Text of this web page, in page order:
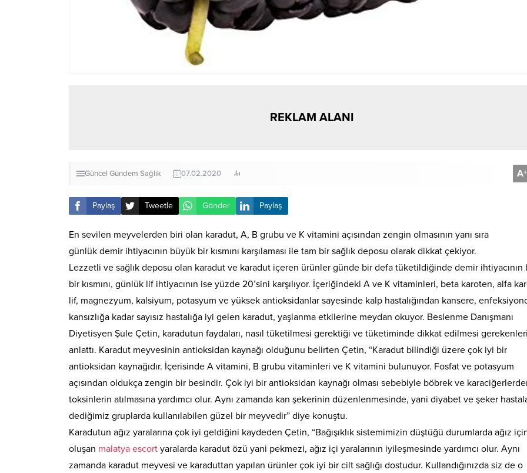
REKLAM ALANI
Güncel Gündem Sağlık 07.02.2020 A+
Paylaş Tweetle Gönder Paylaş
En sevilen meyvelerden biri olan karadut, A, B grubu ve K vitamini açısından zengin olmasının yanı sıra
günlük demir ihtiyacının büyük bir kısmını karşılaması ile tam bir sağlık deposu olarak dikkat çekiyor.
Lezzetli ve sağlık deposu olan karadut ve karadut içeren ürünler günde bir defa tüketildiğinde demir ihtiyacının
bir kısmını, günlük lif ihtiyacının ise yüzde 20’sini karşılıyor. İçeriğindeki A ve K vitaminleri, beta karoten, alfa
lif, magnezyum, kalsiyum, potasyum ve yüksek antioksidanlar sayesinde kalp hastalığından kansere,
kansızlığa kadar sayısız hastalığa iyi gelen karadut, yaşlanma etkilerine meydan okuyor. Beslenme Danışmanı
Diyetisyen Şule Çetin, karadutun faydaları, nasıl tüketilmesi gerektiği ve tüketiminde dikkat edilmesi gerekenleri
anlattı. Karadut meyvesinin antioksidan kaynağı olduğunu belirten Çetin, “Karadut bilindiği üzere çok iyi bir
antioksidan kaynağıdır. İçerisinde A vitamini, B grubu vitaminleri ve K vitamini bulunuyor. Fosfat ve potasyum
açısından oldukça zengin bir besindir. Çok iyi bir antioksidan kaynağı olması sebebiyle böbrek ve
toksinlerin atılmasına yardımcı olur. Aynı zamanda kan şekerinin düzenlenmesinde, yani diyabet ve şeker
dediğimiz gruplarda kullanılabilen güzel bir meyvedir” diye konuştu.
Karadutun ağız yaralarına çok iyi geldiğini kaydeden Çetin, “Bağışıklık sistemimizin düştüğü durumlarda ağız
oluşan malatya escort yaralarda karadut özü yani pekmezi, ağız içi yaralarının iyileşmesinde yardımcı olur. Aynı
zamanda karadut meyvesi ve karaduttan yapılan ürünler çok iyi bir cilt sağlığı dostudur. Kullandığınızda siz de o